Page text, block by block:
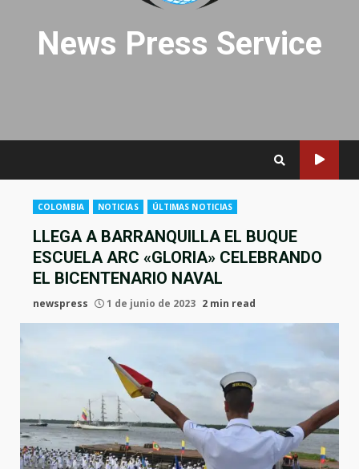
News Press Service
COLOMBIA NOTICIAS ÚLTIMAS NOTICIAS
LLEGA A BARRANQUILLA EL BUQUE
ESCUELA ARC «GLORIA» CELEBRANDO
EL BICENTENARIO NAVAL
newspress 1 de junio de 2023 2 min read